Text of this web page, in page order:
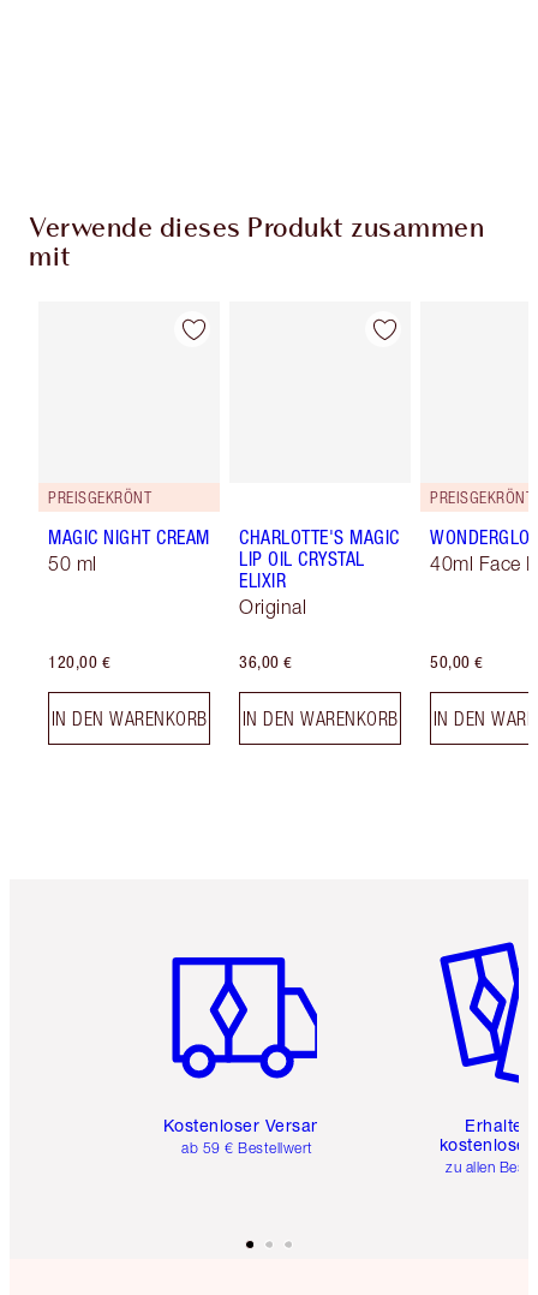
Verwende dieses Produkt zusammen
mit
PREISGEKRÖNT
MAGIC NIGHT CREAM
50 ml
120,00 €
IN DEN WARENKORB
CHARLOTTE'S MAGIC
LIP OIL CRYSTAL
ELIXIR
Original
36,00 €
IN DEN WARENKORB
PREISGEKRÖNT
40ml Face
50,00 €
IN DEN
Kostenloser Versand
ab 59 € Bestellwert
Erhalte
kostenlose
zu allen